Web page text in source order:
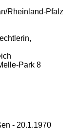
Rheinland-Pfalz
Park 8
- 20.1.1970